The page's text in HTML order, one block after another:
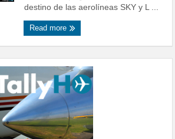
destino de las aerolíneas SKY y L ...
Read more